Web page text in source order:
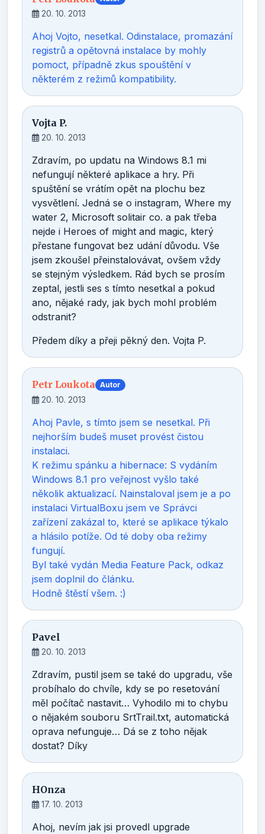
20. 10. 2013
Ahoj Vojto, nesetkal. Odinstalace, promazání
registrů a opětovná instalace by mohly
pomoct, případně zkus spouštění v
některém z režimů kompatibility.
Vojta P.
20. 10. 2013
Zdravím, po updatu na Windows 8.1 mi
nefungují některé aplikace a hry. Při
spuštění se vrátím opět na plochu bez
vysvětlení. Jedná se o instagram, Where my
water 2, Microsoft solitair co. a pak třeba
nejde i Heroes of might and magic, který
přestane fungovat bez udání důvodu. Vše
jsem zkoušel přeinstalovávat, ovšem vždy
se stejným výsledkem. Rád bych se prosím
zeptal, jestli ses s tímto nesetkal a pokud
ano, nějaké rady, jak bych mohl problém
odstranit?
Předem díky a přeji pěkný den. Vojta P.
Petr Loukota Autor
20. 10. 2013
Ahoj Pavle, s tímto jsem se nesetkal. Při
nejhorším budeš muset provést čistou
instalaci.
K režimu spánku a hibernace: S vydáním
Windows 8.1 pro veřejnost vyšlo také
několik aktualizací. Nainstaloval jsem je a po
instalaci VirtualBoxu jsem ve Správci
zařízení zakázal to, které se aplikace týkalo
a hlásilo potíže. Od té doby oba režimy
fungují.
Byl také vydán Media Feature Pack, odkaz
jsem doplnil do článku.
Hodně štěstí všem. :)
Pavel
20. 10. 2013
Zdravím, pustil jsem se také do upgradu, vše
probíhalo do chvíle, kdy se po resetování
měl počítač nastavit… Vyhodilo mi to chybu
o nějakém souboru SrtTrail.txt, automatická
oprava nefunguje… Dá se z toho nějak
dostat? Díky
HOnza
17. 10. 2013
Ahoj, nevím jak jsi provedl upgrade